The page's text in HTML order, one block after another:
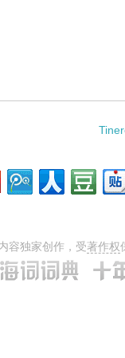
料：
容独家创作，受著作权